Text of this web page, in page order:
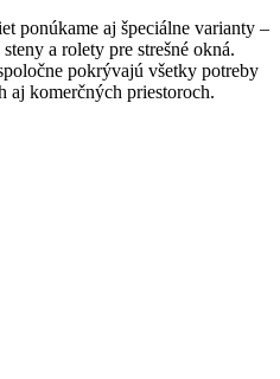
ponúkame aj špeciálne varianty –
a rolety pre strešné okná.
pokrývajú všetky potreby
aj komerčných priestoroch.